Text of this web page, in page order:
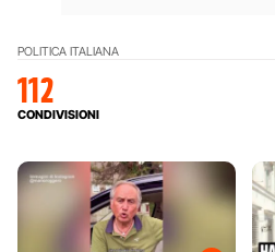
POLITICA ITALIANA
112
CONDIVISIONI